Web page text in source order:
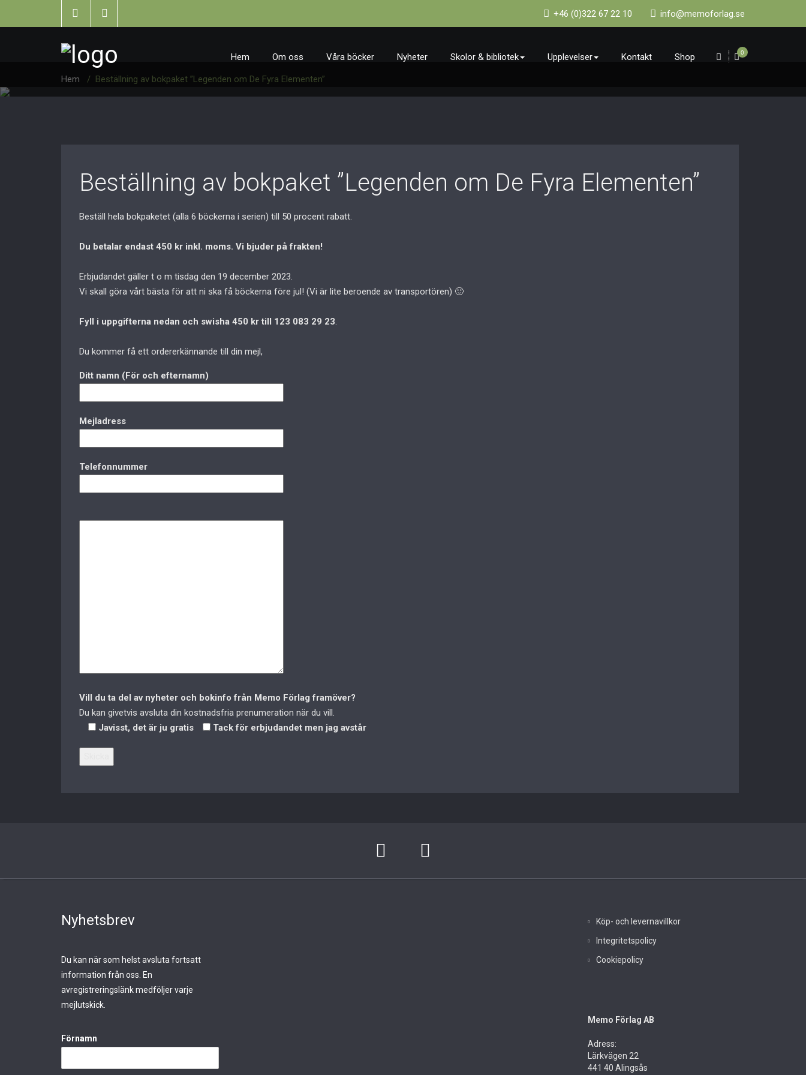
+46 (0)322 67 22 10 info@memoforlag.se
Hem Om oss Våra böcker Nyheter Skolor & bibliotek Upplevelser Kontakt Shop 0
Hem / Beställning av bokpaket ”Legenden om De Fyra Elementen”
Beställning av bokpaket ”Legenden om De Fyra Elementen”
Beställ hela bokpaketet (alla 6 böckerna i serien) till 50 procent rabatt.
Du betalar endast 450 kr inkl. moms. Vi bjuder på frakten!
Erbjudandet gäller t o m tisdag den 19 december 2023.
Vi skall göra vårt bästa för att ni ska få böckerna före jul! (Vi är lite beroende av transportören) 🙂
Fyll i uppgifterna nedan och swisha 450 kr till 123 083 29 23.
Du kommer få ett ordererkännande till din mejl,
Ditt namn (För och efternamn)
Mejladress
Telefonnummer
Vill du ta del av nyheter och bokinfo från Memo Förlag framöver?
Du kan givetvis avsluta din kostnadsfria prenumeration när du vill.
Javisst, det är ju gratis
Tack för erbjudandet men jag avstår
Nyhetsbrev
Du kan när som helst avsluta fortsatt
information från oss. En
avregistreringslänk medföljer varje
mejlutskick.
Förnamn
Köp- och levernavillkor
Integritetspolicy
Cookiepolicy
Memo Förlag AB
Adress:
Lärkvägen 22
441 40 Alingsås